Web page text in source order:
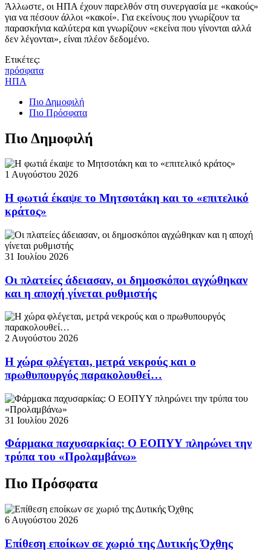
Άλλωστε, οι ΗΠΑ έχουν παρελθόν στη συνεργασία με «κακούς»
για να πέσουν άλλοι «κακοί». Για εκείνους που γνωρίζουν τα
παρασκήνια καλύτερα και γνωρίζουν «εκείνα που γίνονται αλλά
δεν λέγονται», είναι πλέον δεδομένο.
Ετικέτες:
πρόσφατα
ΗΠΑ
Πιο Δημοφιλή
Πιο Πρόσφατα
Πιο Δημοφιλή
1 Αυγούστου 2026
Η φωτιά έκαψε το Μητσοτάκη και το «επιτελικό
κράτος»
31 Ιουλίου 2026
Οι πλατείες άδειασαν, οι δημοσκόποι αγχώθηκαν
και η αποχή γίνεται ρυθμιστής
2 Αυγούστου 2026
Η χώρα φλέγεται, μετρά νεκρούς και ο
πρωθυπουργός παρακολουθεί…
31 Ιουλίου 2026
Φάρμακα παχυσαρκίας: Ο ΕΟΠΥΥ πληρώνει την
τρύπα του «Προλαμβάνω»
Πιο Πρόσφατα
6 Αυγούστου 2026
Επίθεση εποίκων σε χωριό της Δυτικής Όχθης